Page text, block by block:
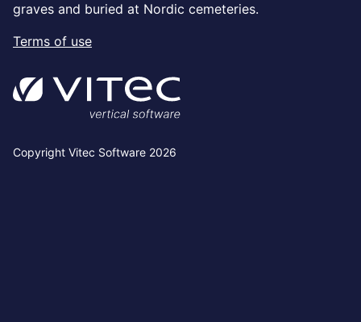
graves and buried at Nordic cemeteries.
Terms of use
Copyright Vitec Software 2026